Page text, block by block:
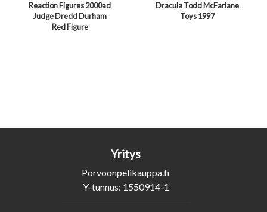
Reaction Figures 2000ad
Judge Dredd Durham
Red Figure
Dracula Todd McFarlane
Toys 1997
Yritys
Porvoonpelikauppa.fi
Y-tunnus: 1550914-1